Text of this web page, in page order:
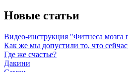
Новые статьи
Видео-инструкция "Фитнеса
Как же мы допустили то, что сейчас
Где же счастье?
Дакини